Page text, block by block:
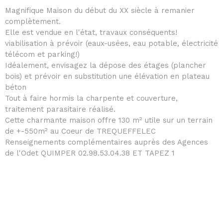
Magnifique Maison du début du XX siècle à remanier
complètement.
Elle est vendue en l'état, travaux conséquents!
viabilisation à prévoir (eaux-usées, eau potable, électricité
télécom et parking!)
Idéalement, envisagez la dépose des étages (plancher
bois) et prévoir en substitution une élévation en plateau
béton
Tout à faire hormis la charpente et couverture,
traitement parasitaire réalisé.
Cette charmante maison offre 130 m² utile sur un terrain
de +-550m² au Coeur de TREQUEFFELEC
Renseignements complémentaires auprès des Agences
de l'Odet QUIMPER 02.98.53.04.38 ET TAPEZ 1